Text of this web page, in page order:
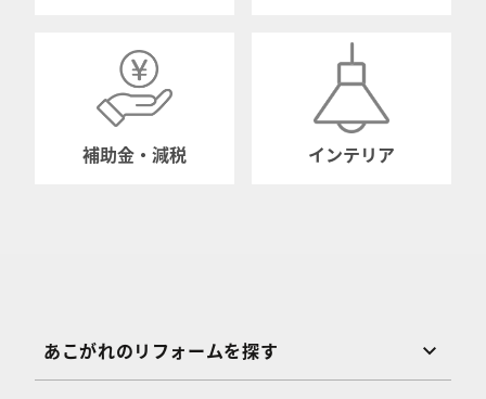
補助金・減税 インテリア
あこがれのリフォームを探す